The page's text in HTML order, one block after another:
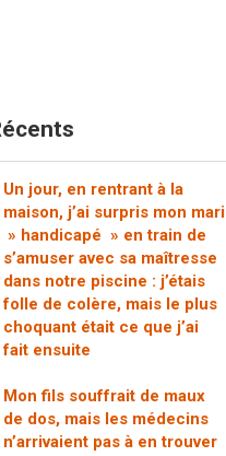
Un jour, en rentrant à la
maison, j’ai surpris mon mari
» handicapé » en train de
s’amuser avec sa maîtresse
dans notre piscine : j’étais
folle de colère, mais le plus
choquant était ce que j’ai
fait ensuite
Mon fils souffrait de maux
de dos, mais les médecins
n’arrivaient pas à en trouver